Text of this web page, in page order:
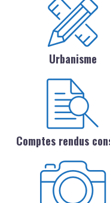
Urbanisme
Comptes rendus